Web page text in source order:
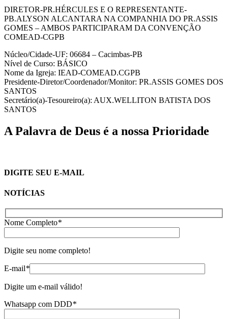
DIRETOR-PR.HÉRCULES E O REPRESENTANTE-
PB.ALYSON ALCANTARA NA COMPANHIA DO PR.ASSIS
GOMES – AMBOS PARTICIPARAM DA CONVENÇÃO
COMEAD-CGPB
Núcleo/Cidade-UF: 06684 – Cacimbas-PB
Nível de Curso: BÁSICO
Nome da Igreja: IEAD-COMEAD.CGPB
Presidente-Diretor/Coordenador/Monitor: PR.ASSIS GOMES DOS
SANTOS
Secretário(a)-Tesoureiro(a): AUX.WELLITON BATISTA DOS
SANTOS
A Palavra de Deus é a nossa Prioridade
DIGITE SEU E-MAIL
NOTÍCIAS
Nome Completo*
Digite seu nome completo!
E-mail*
Digite um e-mail válido!
Whatsapp com DDD*